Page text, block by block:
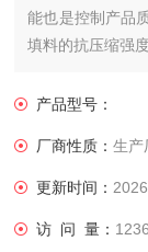
能也是控制产品
填料的抗压缩强
产品型号：
厂商性质：生产
更新时间：
访 问 量： 1236